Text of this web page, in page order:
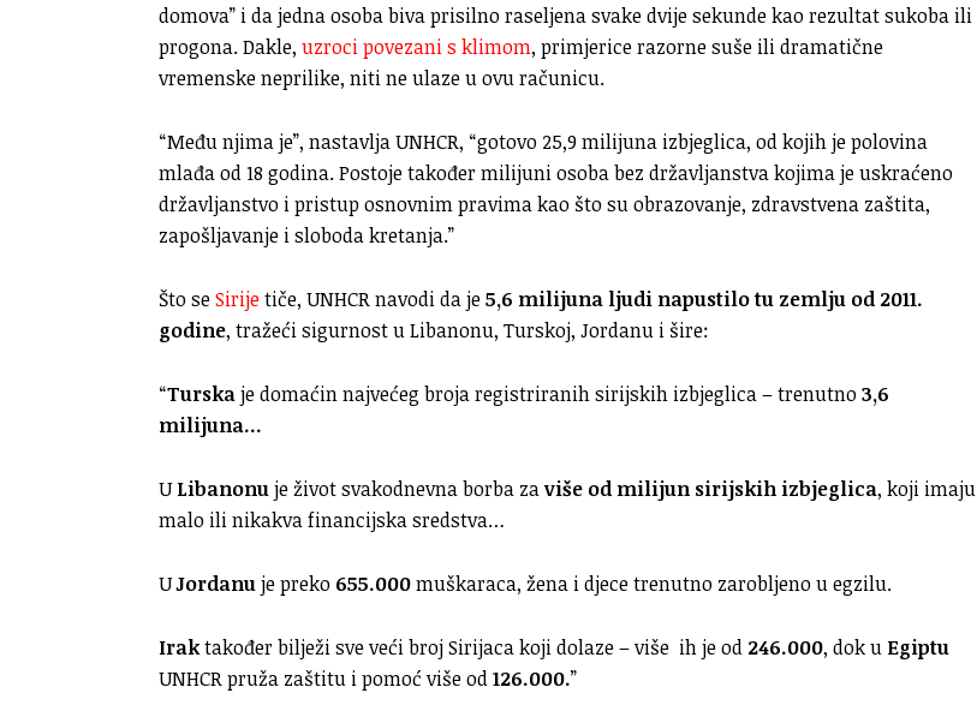
domova” i da jedna osoba biva prisilno raseljena svake dvije sekunde kao rezultat sukoba ili
progona. Dakle, uzroci povezani s klimom, primjerice razorne suše ili dramatične
vremenske neprilike, niti ne ulaze u ovu računicu.
“Među njima je”, nastavlja UNHCR, “gotovo 25,9 milijuna izbjeglica, od kojih je polovina
mlađa od 18 godina. Postoje također milijuni osoba bez državljanstva kojima je uskraćeno
državljanstvo i pristup osnovnim pravima kao što su obrazovanje, zdravstvena zaštita,
zapošljavanje i sloboda kretanja.”
Što seSirijetiče, UNHCR navodi da je5,6 milijuna ljudi napustilo tu zemlju od 2011.
godine, tražeći sigurnost u Libanonu, Turskoj, Jordanu i šire:
“Turskaje domaćin najvećeg broja registriranih sirijskih izbjeglica – trenutno3,6
milijuna…
ULibanonuje život svakodnevna borba zaviše od milijun sirijskih izbjeglica, koji imaju
malo ili nikakva financijska sredstva…
UJordanuje preko 655.000muškaraca, žena i djece trenutno zarobljeno u egzilu.
Iraktakođer bilježi sve veći broj Sirijaca koji dolaze – više ih je od 246.000, dok u Egiptu
UNHCR pruža zaštitu i pomoć više od126.000.”